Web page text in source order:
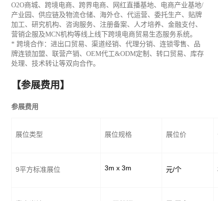
O2O商城、 跨境电商、 跨界电商、 网红直播基地、电商产业基地/
产业园、供应链及物流仓储、 海外仓、代运营、委托生产、贴牌
加工、研究机构、咨询服务、注册备案、人才培养、 金融支付、
营销企服及MCN机构等线上线下跨境电商贸易生态服务系统。
* 跨境合作：进出口贸易、渠道经销、代理分销、 连锁零售、品
牌连锁加盟、联营产销、 OEM代工&ODM定制、转口贸易、库存
处理、技术转让等双向合作。
【参展费用】
参展费用
展位类型 展位规格 展位价
9平方标准展位 3m x 3m 元/个